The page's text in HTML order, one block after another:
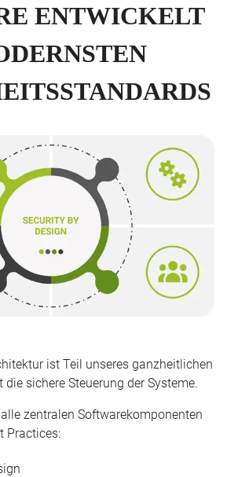
ENTWICKELT
ist Teil unseres ganzheitlichen
sichere Steuerung der Systeme.
zentralen Softwarekomponenten
Practices: